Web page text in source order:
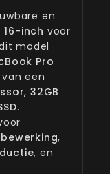
en
16-inch voor
model
Pro
een
,32GB
.
,
, en